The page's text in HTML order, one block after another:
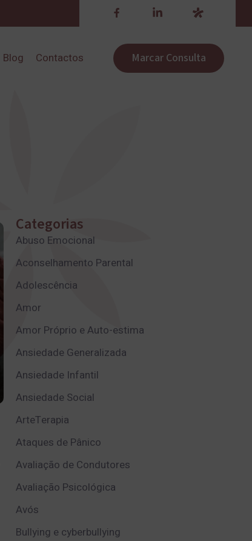
Blog Contactos Marcar Consulta
Categorias
Abuso Emocional
Aconselhamento Parental
Adolescência
Amor
Amor Próprio e Auto-estima
Ansiedade Generalizada
Ansiedade Infantil
Ansiedade Social
ArteTerapia
Ataques de Pânico
Avaliação de Condutores
Avaliação Psicológica
Avós
Bullying e cyberbullying